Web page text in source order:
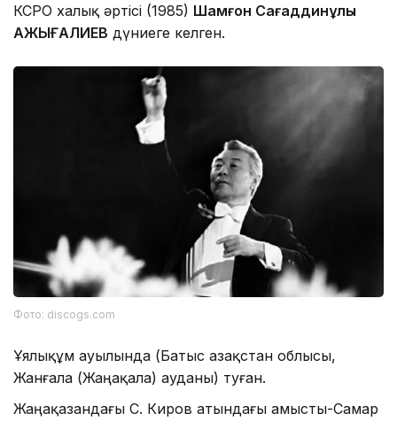
КСРО халық әртісі (1985) Шамғон Сағаддинұлы
ҚАЖЫҒАЛИЕВ дүниеге келген.
Фото: discogs.com
Ұялықұм ауылында (Батыс Қазақстан облысы,
Жанғала (Жаңақала) ауданы) туған.
Жаңақазандағы С. Киров атындағы Қамысты-Самар